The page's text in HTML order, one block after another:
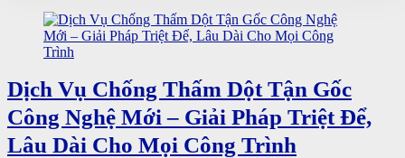
Dịch Vụ Chống Thấm Dột Tận Gốc
Công Nghệ Mới – Giải Pháp Triệt Để,
Lâu Dài Cho Mọi Công Trình